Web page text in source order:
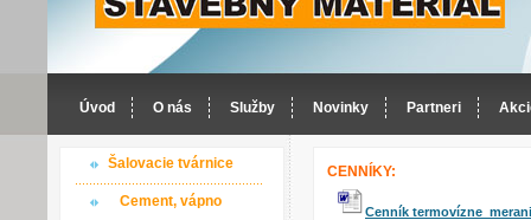
Úvod O nás Služby Novinky Partneri
Šalovacie tvárnice
Cement, vápno
CENNÍKY:
Cenník termovízne